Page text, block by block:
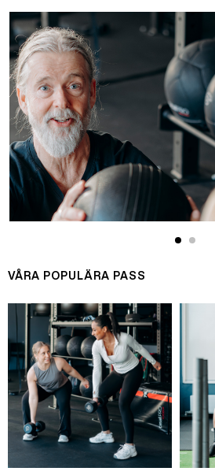
VÅRA POPULÄRA PASS